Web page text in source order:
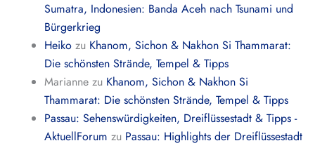
Sumatra, Indonesien: Banda Aceh nach Tsunami und
Bürgerkrieg
Heiko zu Khanom, Sichon & Nakhon Si Thammarat:
Die schönsten Strände, Tempel & Tipps
Marianne zu Khanom, Sichon & Nakhon Si
Thammarat: Die schönsten Strände, Tempel & Tipps
Passau: Sehenswürdigkeiten, Dreiflüssestadt & Tipps -
AktuellForum zu Passau: Highlights der Dreiflüssestadt